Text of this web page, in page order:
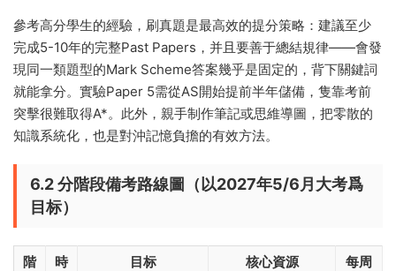
參考高分學生的經驗，刷真題是最高效的提分策略：建議至少
完成5-10年的完整Past Papers，并且要善于總結規律——會發
現同一類題型的Mark Scheme答案幾乎是固定的，背下關鍵詞
就能拿分。實驗Paper 5需從AS開始提前半年儲備，隻靠考前
突擊很難取得A*。此外，親手制作筆記或思維導圖，把零散的
知識系統化，也是對沖記憶負擔的有效方法。
6.2 分階段備考路線圖（以2027年5/6月大考爲
目标）
階
時
目标 核心資源
每周